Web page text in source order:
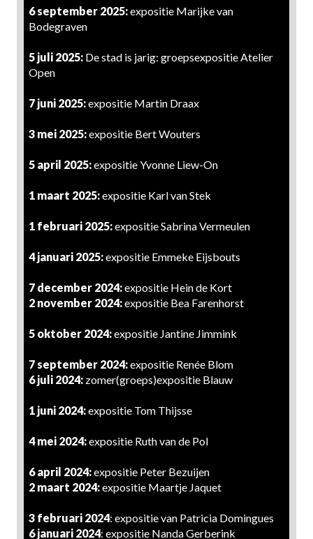
6 september 2025:expositie Marijke van
Bodegraven
5 juli 2025: De stad is jarig: groepsexpositie Atelier
Open
7 juni 2025:expositie Martin Draax
3 mei 2025:expositie Bert Wouters
5 april 2025:expositie Yvonne Liew-On
1 maart 2025:expositie Karl van Stek
1 februari 2025:expositie Sabrina Vermeulen
4 januari 2025:expositie Emmeke Eijsbouts
7 december 2024:expositie Hein de Kort
2 november 2024:expositie Bea Farenhorst
5 oktober 2024:expositie Jantine Jimmink
7 september 2024:expositie Renée Blom
6 juli 2024: zomer(groeps)expositie Blauw
1 juni 2024:expositie Tom Thijsse
4 mei 2024:expositie Ruth van de Pol
6 april 2024:expositie Peter Bezuijen
2 maart 2024:expositie Maartje Jaquet
3 februari 2024: expositie van Patricia Domingues
6 januari 2024: expositie Nanda Gerberink